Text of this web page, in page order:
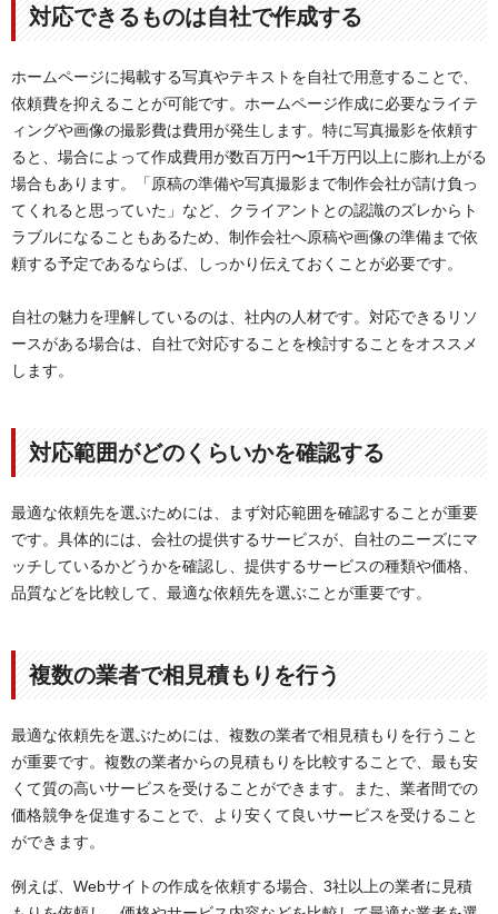
対応できるものは自社で作成する
ホームページに掲載する写真やテキストを自社で用意することで、
依頼費を抑えることが可能です。ホームページ作成に必要なライテ
ィングや画像の撮影費は費用が発生します。特に写真撮影を依頼す
ると、場合によって作成費用が数百万円〜1千万円以上に膨れ上がる
場合もあります。「原稿の準備や写真撮影まで制作会社が請け負っ
てくれると思っていた」など、クライアントとの認識のズレからト
ラブルになることもあるため、制作会社へ原稿や画像の準備まで依
頼する予定であるならば、しっかり伝えておくことが必要です。
自社の魅力を理解しているのは、社内の人材です。対応できるリソ
ースがある場合は、自社で対応することを検討することをオススメ
します。
対応範囲がどのくらいかを確認する
最適な依頼先を選ぶためには、まず対応範囲を確認することが重要
です。具体的には、会社の提供するサービスが、自社のニーズにマ
ッチしているかどうかを確認し、提供するサービスの種類や価格、
品質などを比較して、最適な依頼先を選ぶことが重要です。
複数の業者で相見積もりを行う
最適な依頼先を選ぶためには、複数の業者で相見積もりを行うこと
が重要です。複数の業者からの見積もりを比較することで、最も安
くて質の高いサービスを受けることができます。また、業者間での
価格競争を促進することで、より安くて良いサービスを受けること
ができます。
例えば、Webサイトの作成を依頼する場合、3社以上の業者に見積